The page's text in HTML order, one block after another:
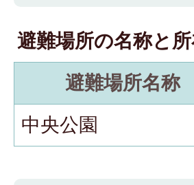
避難場所の名称と
避難場所名称
中央公園